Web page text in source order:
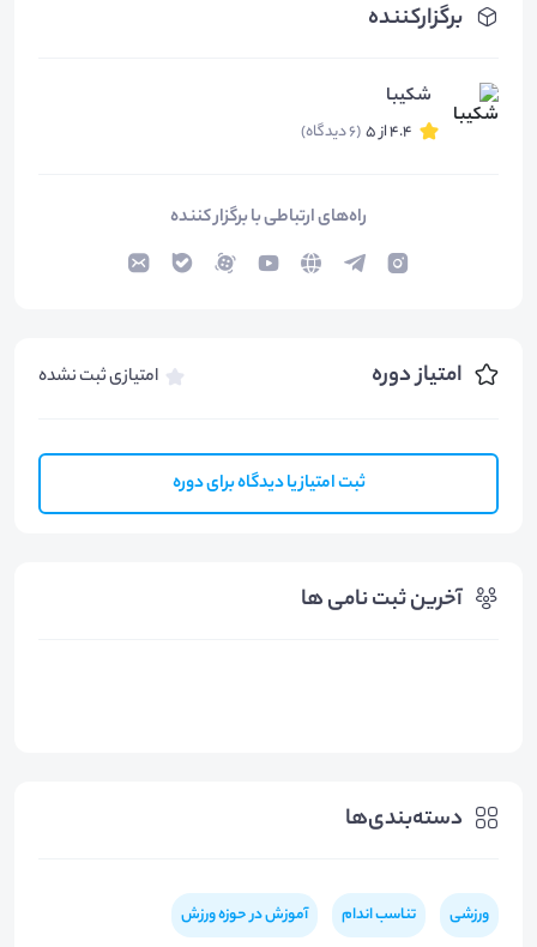
برگزارکننده
شکیبا
4.4 از 5 (6 دیدگاه)
راه‌های ارتباطی با برگزار کننده
امتیاز دوره امتیازی ثبت نشده
ثبت امتیاز یا دیدگاه برای دوره
آخرین ثبت نامی ها
دسته‌بندی‌ها
ورزشی تناسب اندام آموزش در حوزه ورزش